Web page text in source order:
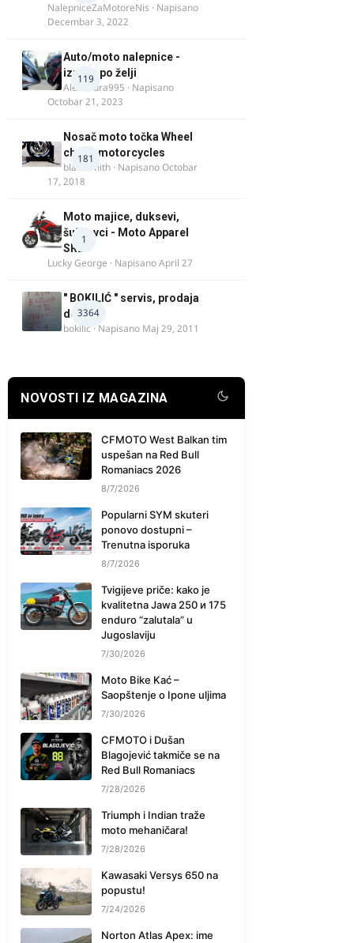
NalepniceZaMotoreNis · Napisano
Decembar 3, 2022
119
Auto/moto nalepnice -
izrada po želji
Alexandra995 · Napisano
Octobar 21, 2023
181
Nosač moto točka Wheel
chock motorcycles
blacksmith · NapisanoOctobar
17, 2018
1
Moto majice, duksevi,
šuškavci - Moto Apparel
SRB
Lucky George · NapisanoApril 27
3364
" BOKILIĆ " servis, prodaja
delova
bokilic · Napisano Maj 29, 2011
NOVOSTI IZ MAGAZINA
CFMOTO West Balkan tim
uspešan na Red Bull
Romaniacs 2026
8/7/2026
Popularni SYM skuteri
ponovo dostupni –
Trenutna isporuka
8/7/2026
Tvigijeve priče: kako je
kvalitetna Jawa 250 и 175
enduro “zalutala” u
Jugoslaviju
7/30/2026
Moto Bike Kać –
Saopštenje o Ipone uljima
7/30/2026
CFMOTO i Dušan
Blagojević takmiče se na
Red Bull Romaniacs
7/28/2026
Triumph i Indian traže
moto mehaničara!
7/28/2026
Kawasaki Versys 650 na
popustu!
7/24/2026
Norton Atlas Apex: ime